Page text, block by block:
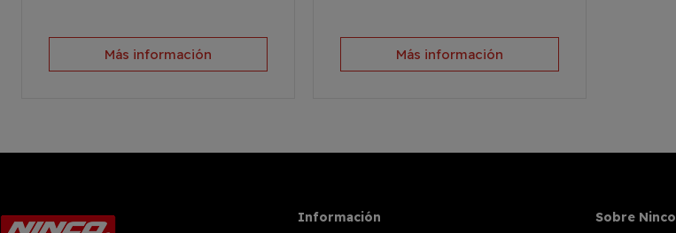
Más información Más información
Información
Sobre Ninco